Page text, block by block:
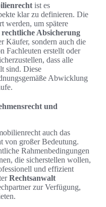
ist es
klar zu definieren. Die
werden, um spätere
rechtliche Absicherung
Käufer, sondern auch die
Fachleuten erstellt oder
dass alle
sind. Diese
Abwicklung
und
auch das
von großer Bedeutung.
Rahmenbedingungen
die sicherstellen wollen,
und effizient
Rechtsanwalt
zur Verfügung,